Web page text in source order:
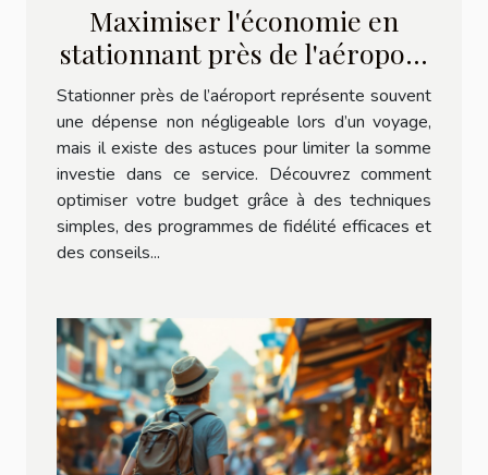
Maximiser l'économie en
stationnant près de l'aéroport
: astuces et programmes de
fidélité
Stationner près de l’aéroport représente souvent
une dépense non négligeable lors d’un voyage,
mais il existe des astuces pour limiter la somme
investie dans ce service. Découvrez comment
optimiser votre budget grâce à des techniques
simples, des programmes de fidélité efficaces et
des conseils...